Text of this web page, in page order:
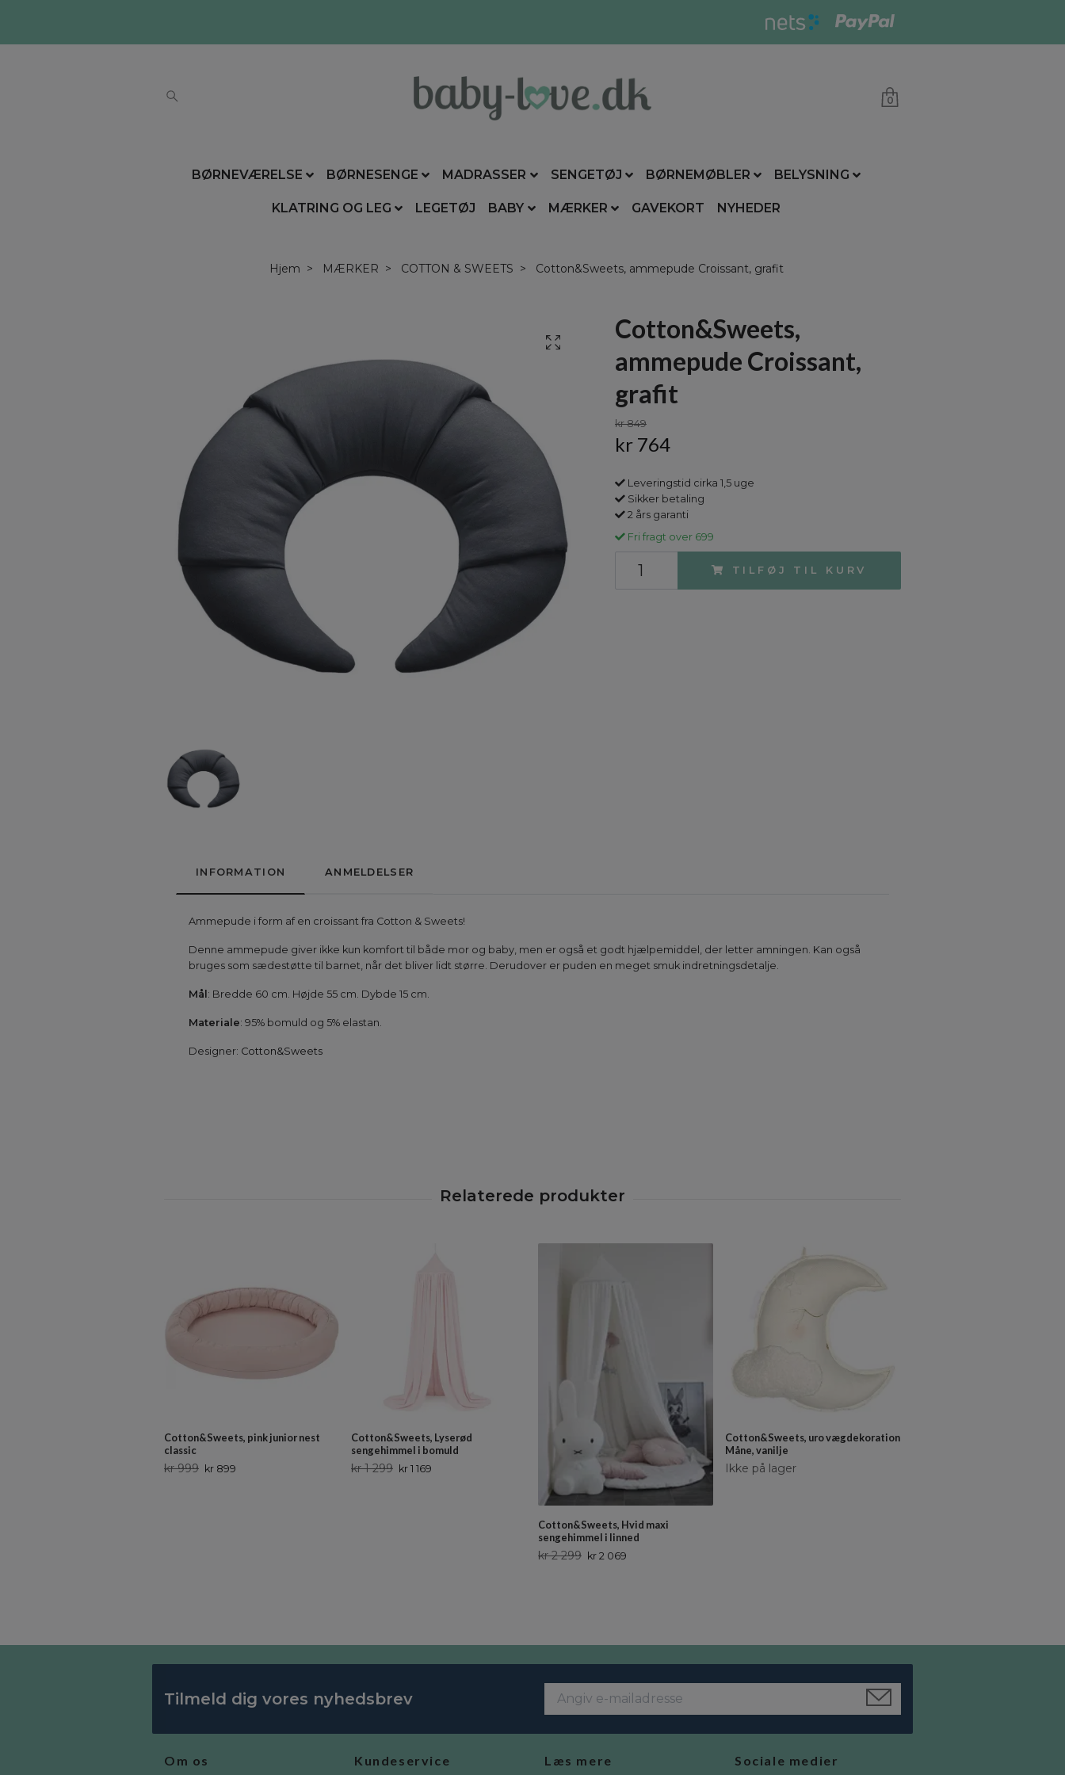
0
BØRNEVÆRELSE BØRNESENGE MADRASSER SENGETØJ BØRNEMØBLER BELYSNING
KLATRING OG LEG LEGETØJ BABY MÆRKER GAVEKORT NYHEDER
Hjem MÆRKER COTTON & SWEETS Cotton&Sweets, ammepude Croissant, grafit
Cotton&Sweets,
ammepude Croissant,
grafit
kr 849
kr 764
Leveringstid cirka 1,5 uge
Sikker betaling
2 års garanti
Fri fragt over 699
TILFØJ TIL KURV
INFORMATION ANMELDELSER
Ammepude i form af en croissant fra Cotton & Sweets!
Denne ammepude giver ikke kun komfort til både mor og baby, men er også et godt hjælpemiddel, der letter amningen. Kan også
bruges som sædestøtte til barnet, når det bliver lidt større. Derudover er puden en meget smuk indretningsdetalje.
Mål : Bredde 60 cm. Højde 55 cm. Dybde 15 cm.
Materiale: 95% bomuld og 5% elastan.
Designer: Cotton&Sweets
Cotton&Sweets, pink junior nest
classic
kr 999 kr 899
Cotton&Sweets, Lyserød
sengehimmel i bomuld
kr 1 299 kr 1 169
Cotton&Sweets, Hvid maxi
sengehimmel i linned
kr 2 299 kr 2 069
Cotton&Sweets, uro vægdekoration
Måne, vanilje
Ikke på lager
Tilmeld dig vores nyhedsbrev
Om os Kundeservice Læs mere Sociale medier